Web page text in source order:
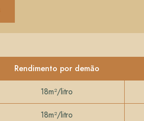
Rendimento por demão
18m²/litro
18m²/litro